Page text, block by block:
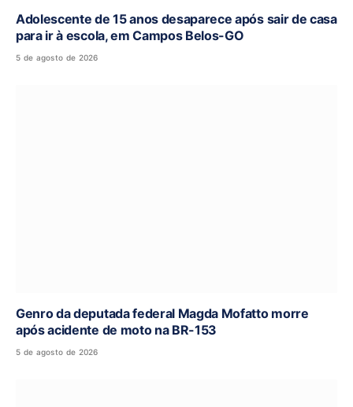
Adolescente de 15 anos desaparece após sair de casa
para ir à escola, em Campos Belos-GO
5 de agosto de 2026
Genro da deputada federal Magda Mofatto morre
após acidente de moto na BR-153
5 de agosto de 2026